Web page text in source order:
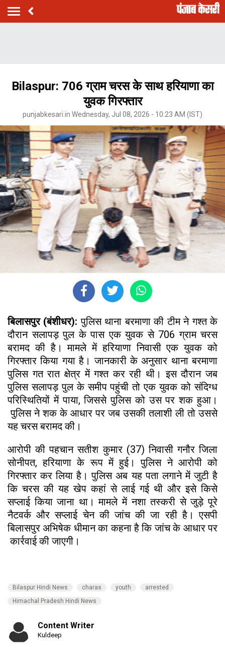
Bilaspur: 706 ग्राम चरस के साथ हरियाणा का
युवक गिरफ्तार
punjabkesari.in Wednesday, Jul 08, 2026 - 10:23 AM (IST)
बिलासपुर (बंशीधर):पुलिस थाना बरमाणा की टीम ने गश्त के
दौरान सलापड़ पुल के पास एक युवक से 706 ग्राम चरस
बरामद की है। मामले में हरियाणा निवासी एक युवक को
गिरफ्तार किया गया है। जानकारी के अनुसार थाना बरमाणा
पुलिस गत रात क्षेत्र में गश्त कर रही थी। इस दौरान जब
पुलिस सलापड़ पुल के समीप पहुंची तो एक युवक को संदिग्ध
परिस्थितियों में पाया, जिससे पुलिस को उस पर शक हुआ।
पुलिस ने शक के आधार पर जब उसकी तलाशी ली तो उससे
यह चरस बरामद की।
आरोपी की पहचान सतीश कुमार (37) निवासी गनौर जिला
सोनीपत, हरियाणा के रूप में हुई। पुलिस ने आरोपी को
गिरफ्तार कर लिया है। पुलिस अब यह पता लगाने में जुटी है
कि चरस की यह खेप कहां से लाई गई थी और इसे किसे
सप्लाई किया जाना था। मामले में नशा तस्करी से जुड़े पूरे
नैटवर्क और सप्लाई चेन की जांच की जा रही है। एसपी
बिलासपुर अभिषेक धीमान का कहना है कि जांच के आधार पर
कार्रवाई की जाएगी।
Bilaspur Hindi News charas youth
arrested
Himachal Pradesh Hindi News
Content Writer
Kuldeep